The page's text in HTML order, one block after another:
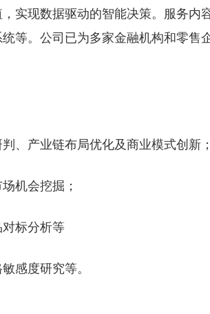
实现数据驱动的智能决策。服务内
等。公司已为多家金融机构和零售
、产业链布局优化及商业模式创新；
机会挖掘；
标分析等
感度研究等。